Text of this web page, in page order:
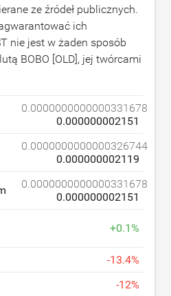
ze źródeł publicznych.
ich
nie jest w żaden sposób
BOBO [OLD], jej twórcami
0.0000000000000331678
0.000000002151
0.0000000000000326744
0.000000002119
0.0000000000000331678
0.000000002151
+0.1%
-13.4%
-12%